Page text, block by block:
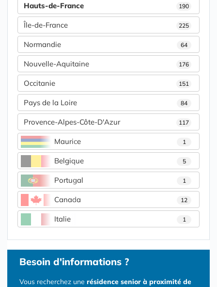
Hauts-de-France 190
Île-de-France 225
Normandie 64
Nouvelle-Aquitaine 176
Occitanie 151
Pays de la Loire 84
Provence-Alpes-Côte-D'Azur 117
Maurice 1
Belgique 5
Portugal 1
Canada 12
Italie 1
Besoin d'informations ?
Vous recherchez une résidence senior à proximité de